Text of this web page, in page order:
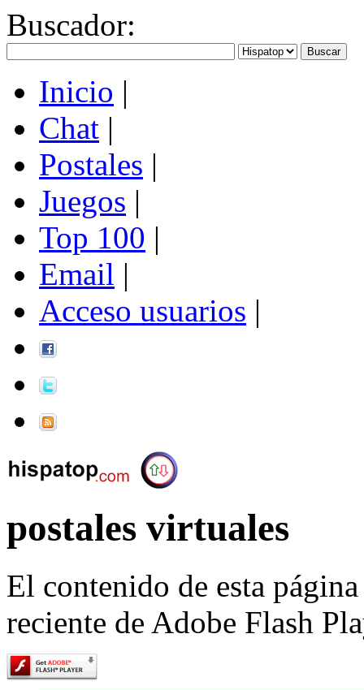
Buscador:
Inicio |
Chat |
Postales |
Juegos |
Top 100 |
Email |
Acceso usuarios |
postales virtuales
El contenido de esta
reciente de Adobe Flash